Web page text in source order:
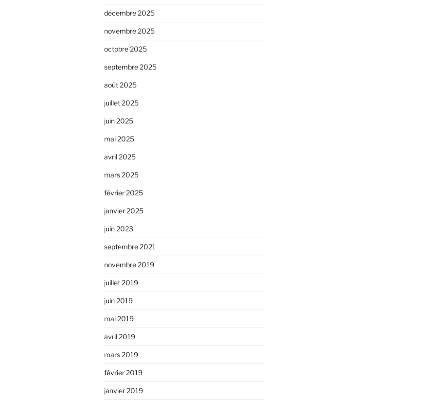
décembre 2025
novembre 2025
octobre 2025
septembre 2025
août 2025
juillet 2025
juin 2025
mai 2025
avril 2025
mars 2025
février 2025
janvier 2025
juin 2023
septembre 2021
novembre 2019
juillet 2019
juin 2019
mai 2019
avril 2019
mars 2019
février 2019
janvier 2019